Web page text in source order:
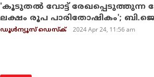
'കൂടുതല്‍ വോട്ട് രേഖപ്പെടുത്തുന്ന
ലക്ഷം രൂപ പാരിതോഷികം';
ഡൂള്‍ന്യൂസ് ഡെസ്‌ക് 2024 Apr 24, 11:56 am